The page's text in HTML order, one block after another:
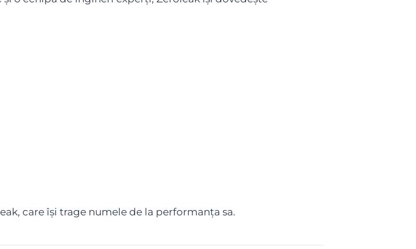
care își trage numele de la performanța sa.